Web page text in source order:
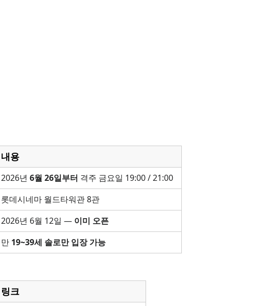
내용
2026년 6월 26일부터 격주 금요일 19:00 / 21:00
롯데시네마 월드타워관 8관
2026년 6월 12일 — 이미 오픈
만 19~39세 솔로만 입장 가능
링크